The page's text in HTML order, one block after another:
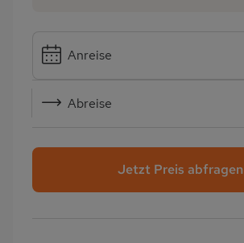
Anreise
Abreise
Jetzt Preis abfragen